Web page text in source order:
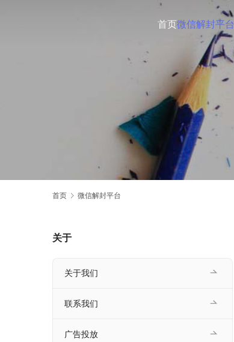
首页微信解封平台
首页 微信解封平台
关于
关于我们
联系我们
广告投放